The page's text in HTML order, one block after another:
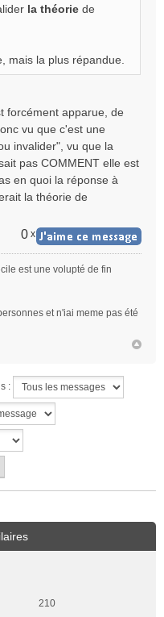
la théorie de
mais la plus répandue.
forcément apparue, de
vu que c'est une
invalider", vu que la
pas COMMENT elle est
en quoi la réponse à
la théorie de
0 x
est une volupté de fin
et n'iai meme pas été
:
210